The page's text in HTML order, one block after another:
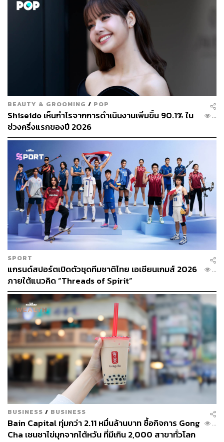
BEAUTY & GROOMING / POP
Shiseido เห็นกำไรจากการดำเนินงานเพิ่มขึ้น 90.1% ใน
ช่วงครึ่งแรกของปี 2026
...
SPORT
แกรนด์สปอร์ตเปิดตัวชุดทีมชาติไทย เอเชียนเกมส์ 2026
ภายใต้แนวคิด “Threads of Spirit”
...
BUSINESS / BUSINESS
Bain Capital ทุ่มกว่า 2.11 หมื่นล้านบาท ซื้อกิจการ Gong
Cha เชนชาไข่มุกจากไต้หวัน ที่มีเกิน 2,000 สาขาทั่วโลก
...